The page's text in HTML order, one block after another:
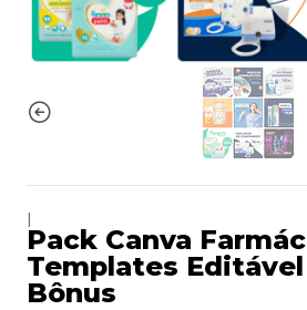
Pack Canva
Templates
Bônus